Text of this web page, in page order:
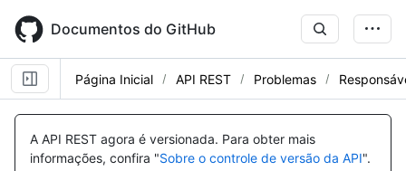
main
content
Documentos do GitHub
Página Inicial API REST Problemas
A API REST agora é versionada. Para obter mais
informações, confira "Sobre o controle de versão da API".
Nome,
Tipo,
Descrição
Nome,
Tipo,
Descrição
Nome,
Tipo,
Descrição
Nome,
Tipo,
Descrição
Nome,
Tipo,
Descrição
Nome,
Tipo,
Descrição
Nome,
Tipo,
Descrição
Nome,
Tipo,
Descrição
Nome,
Tipo,
Descrição
Nome,
Tipo,
Descrição
Nome,
Tipo,
Descrição
Nome,
Tipo,
Descrição
Nome,
Tipo,
Descrição